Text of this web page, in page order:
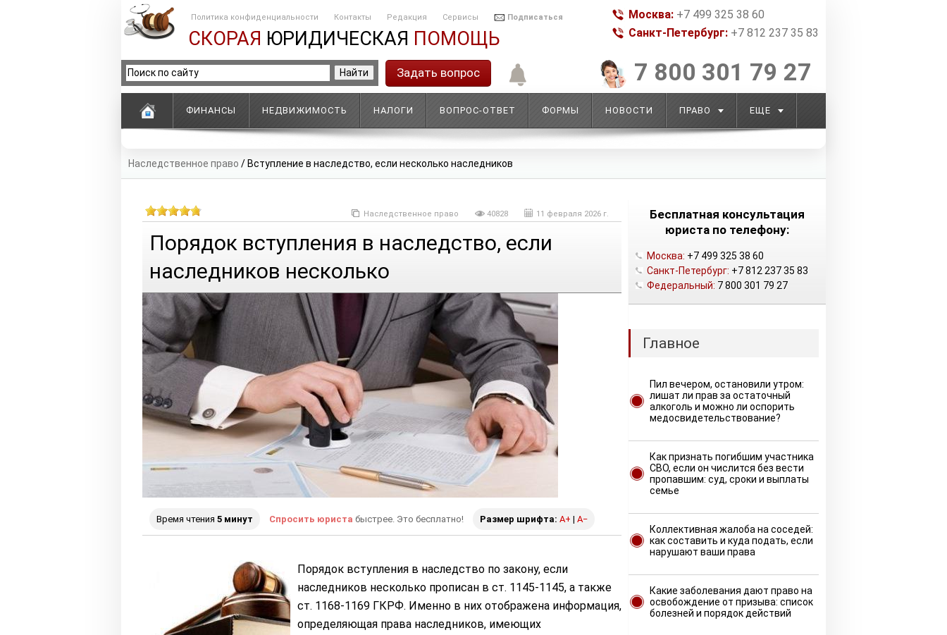
Политика конфиденциальности Контакты Редакция Сервисы Подписаться
СКОРАЯ ЮРИДИЧЕСКАЯ ПОМОЩЬ
Москва: +7 499 325 38 60
Санкт-Петербург: +7 812 237 35 83
Задать вопрос 7 800 301 79 27
ФИНАНСЫ НЕДВИЖИМОСТЬ НАЛОГИ ВОПРОС-ОТВЕТ ФОРМЫ НОВОСТИ ПРАВО ЕЩЕ
Наследственное право / Вступление в наследство, если несколько наследников
Наследственное право 40828 11 февраля 2026 г.
Порядок вступления в наследство, если
наследников несколько
Время чтения 5 минут Спросить юриста быстрее. Это бесплатно! Размер шрифта: A+ | A−
Порядок вступления в наследство по закону, если
наследников несколько прописан в ст. 1145-1145, а также
ст. 1168-1169 ГКРФ. Именно в них отображена информация,
определяющая права наследников, имеющих
Бесплатная консультация
юриста по телефону:
Москва: +7 499 325 38 60
Санкт-Петербург: +7 812 237 35 83
Федеральный: 7 800 301 79 27
Главное
Пил вечером, остановили утром:
лишат ли прав за остаточный
алкоголь и можно ли оспорить
медосвидетельствование?
Как признать погибшим участника
СВО, если он числится без вести
пропавшим: суд, сроки и выплаты
семье
Коллективная жалоба на соседей:
как составить и куда подать, если
нарушают ваши права
Какие заболевания дают право на
освобождение от призыва: список
болезней и порядок действий